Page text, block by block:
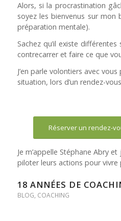
Alors, si la procrastination
soyez les bienvenus sur mon
préparation mentale).
Sachez qu’il existe
contrecarrer et faire ce que
J’en parle volontiers avec
situation, lors d’un rendez-
Réserver un rendez-
Je m’appelle Stéphane Abry
piloter leurs actions pour vivre
18 ANNÉES DE
BLOG, COACHING